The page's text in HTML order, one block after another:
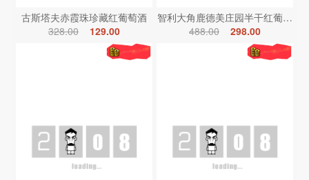
古斯塔夫赤霞珠珍藏红葡萄酒
328.00
129.00
智利大角鹿德美庄园半干红葡萄酒
488.00
298.00